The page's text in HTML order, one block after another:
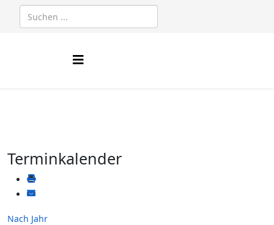
Terminkalender
Nach Jahr